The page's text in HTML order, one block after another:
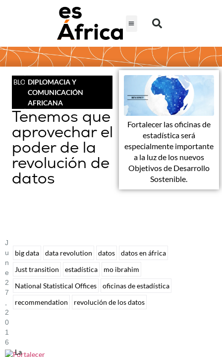
BLOGDIPLOMACIA Y
COMUNICACIÓN
AFRICANA
Tenemos que
aprovechar el
poder de la
revolución de
datos
Fortalecer las oficinas de
estadística será
especialmente importante
a la luz de los nuevos
Objetivos de Desarrollo
Sostenible.
J
U
N
E
2
7
2
0
1
6
La
big data data revolution datos
datos en áfrica
Just transition
estadística
mo ibrahim
National Statistical Offices
oficinas de estadística
recommendation
revolución de los datos